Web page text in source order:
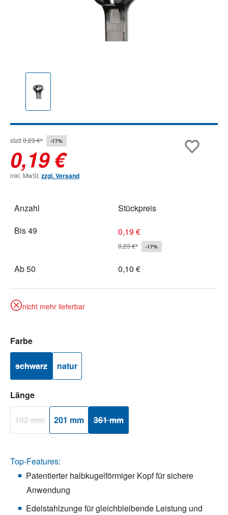
statt0,23 €* -17%
0,19 €
inkl. MwSt. zzgl. Versand
Anzahl
Stückpreis
Bis49 0,19 €
0,23 €* -17%
Ab50 0,10 €
nicht mehr lieferbar
Farbeauswählen
schwarz(Diese Option ist zurzeit nicht verfügbar.)
natur
Längeauswählen
102 mm(Diese Option ist zurzeit nicht verfügbar.)
201 mm 361 mm(Diese Option ist zurzeit nicht verfügbar.)
Top-Features:
Patentierter halbkugelförmiger Kopf für sichere
Anwendung
Edelstahlzunge für gleichbleibende Leistung und